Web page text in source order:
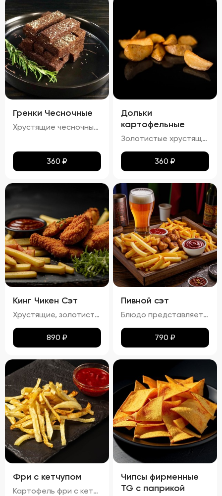
Гренки Чесночные
Хрустящие чесночные гренки – это идеальное сочетание золотистой корочки и нежного аромата чеснока. Каждый кусочек пропитан легким масляным налетом, который подчеркивает насыщенный вкус обжаренного хлеба. Сливочный соус добавляет блюду особую мягкость и кремовую текстуру, а пряности создают изысканное послевкусие. Эти гренки станут отличным дополнением к любому блюду!
360 ₽
Дольки
картофельные
Золотистые хрустящие дольки картофеля с легким налетом масла и кетчупа. Аромат жареного картофеля сочетается с приятными нотками сладковатого кетчупа. Вкус сбалансированный, сладко-соленый, с ярким оттенком жареного картофеля и легким привкусом кетчупа. Текстура плотная, с аппетитной хрустящей корочкой.
360 ₽
Кинг Чикен Сэт
Хрустящие, золотистые наггетсы, стрипсы и картофель фри с легким маслянистым блеском. Аромат блюда сочетает в себе ноты жареной курицы и свежего картофеля. Вкус сбалансирован между сладостью и легкой солоноватостью, подчеркивая естественные оттенки жареной курицы и картофеля. Текстура продуктов плотная и хрустящая, создавая приятное ощущение при каждом укусе.
890 ₽
Пивной сэт
Блюдо представляет собой гармоничный набор закусок к пиву, включающий картофель фри, картофельные дольки, куриные наггетсы и сырные палочки. Все продукты имеют равномерную золотистую корочку без признаков пережарки. Вкус и аромат блюд натуральные, без посторонних привкусов и запахов. Картофель и гренки умеренно посолены, а наггетсы и сырные палочки остаются сочными внутри. Консистенция картофеля фри и долек мягкая внутри и хрустящая снаружи, наггетсы и сырные палочки – нежные и сочные внутри, с хрустящей корочкой.
790 ₽
Фри с кетчупом
Картофель фри с кетчупом – это классическое блюдо, которое никого не оставит равнодушным. Золотистая корочка картофеля идеально гармонирует с мягкой внутренней частью, создавая неповторимое ощущение хруста при каждом укусе. Вкус картофеля чистый, без лишних примесей, с легким солоноватым оттенком. Кетчуп, подаваемый комнатной температуры, добавляет яркую вкусовую ноту и завершает композицию этого простого, но столь любимого блюда. Подается горячим прямо из фритюра, картофель фри с кетчупом станет прекрасным дополнением к основному блюду или же самостоятельным перекусом.
Чипсы фирменные
TG с паприкой